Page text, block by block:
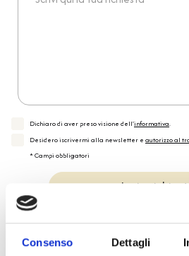
Consenso Dettagli
Dichiaro di aver preso visione dell'informativa.
Desidero iscrivermi alla newsletter e autorizzo al
* Campi obbligatori
Invia